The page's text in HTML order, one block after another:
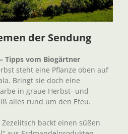
der Sendung
Tipps vom Biogärtner
steht eine Pflanze oben auf
Bringt sie doch eine
in graue Herbst- und
alles rund um den Efeu.
backt einen süßen